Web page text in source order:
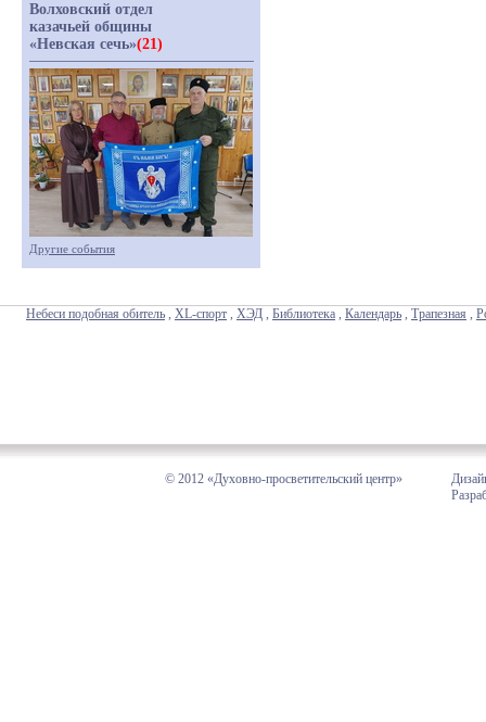
Волховский отдел
казачьей общины
«Невская сечь»(21)
Другие события
Небеси подобная обитель , XL-спорт , ХЭД , Библиотека , Календарь , Трапезная ,
© 2012 «Духовно-просветительский центр»